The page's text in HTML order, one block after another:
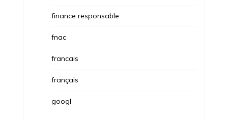
finance responsable
fnac
francais
français
googl